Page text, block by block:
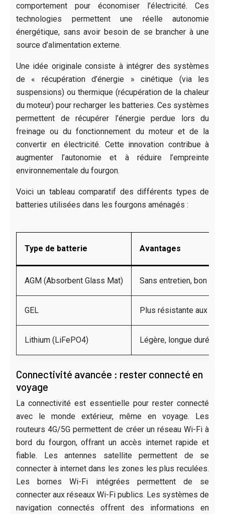
comportement pour économiser l’électricité. Ces
technologies permettent une réelle autonomie
énergétique, sans avoir besoin de se brancher à une
source d’alimentation externe.
Une idée originale consiste à intégrer des systèmes
de « récupération d’énergie » cinétique (via les
suspensions) ou thermique (récupération de la chaleur
du moteur) pour recharger les batteries. Ces systèmes
permettent de récupérer l’énergie perdue lors du
freinage ou du fonctionnement du moteur et de la
convertir en électricité. Cette innovation contribue à
augmenter l’autonomie et à réduire l’empreinte
environnementale du fourgon.
Voici un tableau comparatif des différents types de
batteries utilisées dans les fourgons aménagés :
Type de batterie Avantages
AGM (Absorbent Glass Mat) Sans entretien, bon
GEL Plus résistante aux
Lithium (LiFePO4) Légère, longue durée
Connectivité avancée : rester connecté en
voyage
La connectivité est essentielle pour rester connecté
avec le monde extérieur, même en voyage. Les
routeurs 4G/5G permettent de créer un réseau Wi-Fi à
bord du fourgon, offrant un accès internet rapide et
fiable. Les antennes satellite permettent de se
connecter à internet dans les zones les plus reculées.
Les bornes Wi-Fi intégrées permettent de se
connecter aux réseaux Wi-Fi publics. Les systèmes de
navigation connectés offrent des informations en